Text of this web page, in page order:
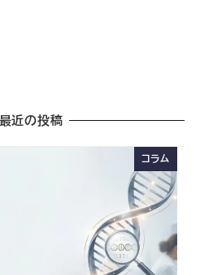
最近の投稿
コラム